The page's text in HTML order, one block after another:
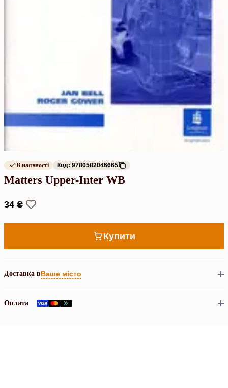
В наявності Код: 9780582046665
Matters Upper-Inter WB
34 ₴
Купити
Доставка вВаше місто
Оплата